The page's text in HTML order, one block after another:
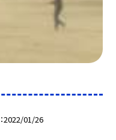
2022/01/26